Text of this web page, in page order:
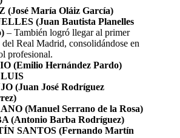
(José María Oláiz García)
(Juan Bautista Planelles
– También logró llegar al primer
Real Madrid, consolidándose en
profesional.
(Emilio Hernández Pardo)
LUIS
(Juan José Rodríguez
(Manuel Serrano de la Rosa)
(Antonio Barba Rodríguez)
SANTOS (Fernando Martín